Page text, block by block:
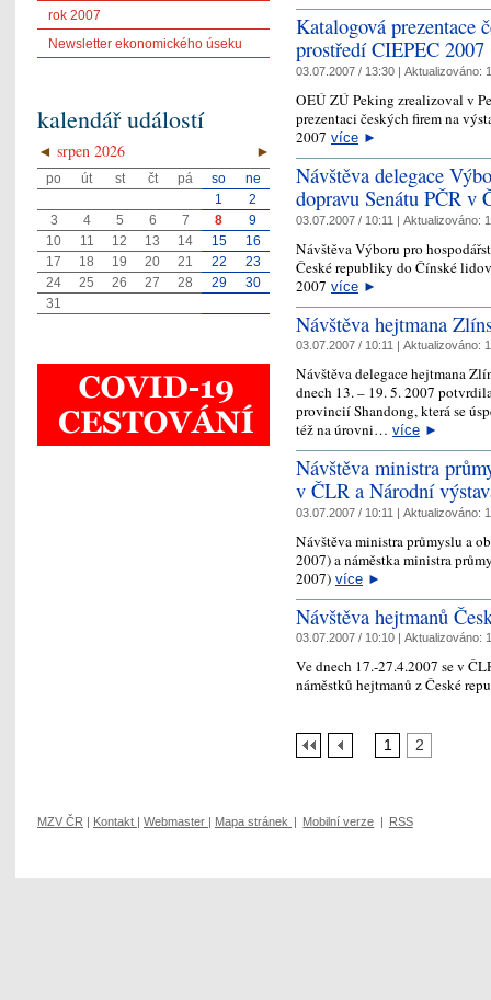
Katalogová prezentace
prostředí CIEPEC 2007
03.07.2007 / 13:30 | Aktualizováno:
OEÚ ZÚ Peking zrealizoval v
prezentaci českých firem na
2007 více ►
Návštěva delegace
dopravu Senátu PČR v
03.07.2007 / 10:11 | Aktualizováno:
Návštěva Výboru pro
České republiky do Čínské
2007 více ►
Návštěva hejtmana
03.07.2007 / 10:11 | Aktualizováno:
Návštěva delegace hejtmana
dnech 13. – 19. 5. 2007
provincií Shandong, která se
též na úrovni… více ►
Návštěva ministra
v ČLR a Národní
03.07.2007 / 10:11 | Aktualizováno:
Návštěva ministra průmyslu a
2007) a náměstka ministra
2007) více ►
Návštěva hejtmanů
03.07.2007 / 10:10 | Aktualizováno:
Ve dnech 17.-27.4.2007 se v
náměstků hejtmanů z České
1 2
rok 2007
Newsletter ekonomického úseku
kalendář událostí
◄ ►
srpen 2026
po út st čt pá so
ne
1
2
3
4 5 6 7 8
9
10
11 12 13 14 15
16
17
18 19 20 21 22
23
24
25 26 27 28 29
30
31
MZV ČR | Kontakt | Webmaster | Mapa stránek | Mobilní verze | RSS